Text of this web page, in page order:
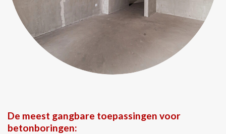
De meest gangbare toepassingen voor
betonboringen: